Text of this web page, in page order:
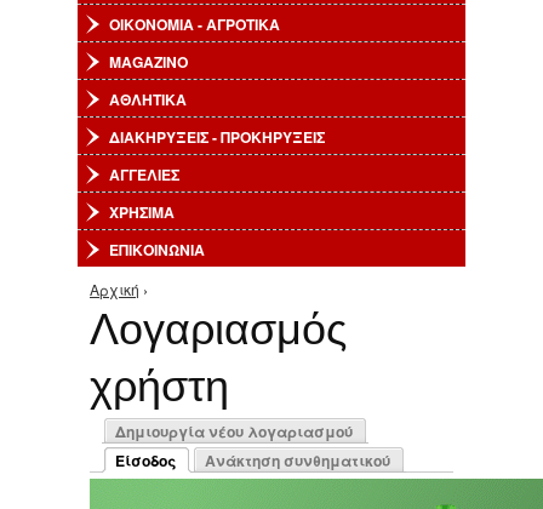
ΟΙΚΟΝΟΜΙΑ - ΑΓΡΟΤΙΚΑ
MAGAZINO
ΑΘΛΗΤΙΚΑ
ΔΙΑΚΗΡΥΞΕΙΣ - ΠΡΟΚΗΡΥΞΕΙΣ
ΑΓΓΕΛΙΕΣ
ΧΡΗΣΙΜΑ
ΕΠΙΚΟΙΝΩΝΙΑ
Είστε εδώ
Αρχική ›
Λογαριασμός
χρήστη
Πρωτεύουσες καρτέλες
Δημιουργία νέου λογαριασμού
Είσοδος
(ενεργή καρτέλα)
Ανάκτηση συνθηματικού